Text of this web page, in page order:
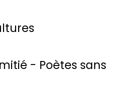
- Poètes sans